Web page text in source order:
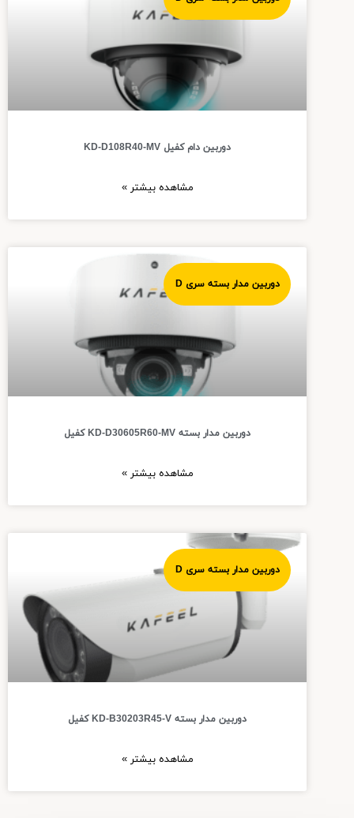
دوربین دام کفیل KD-D108R40-MV
مشاهده بیشتر »
دوربین مدار بسته سری D
دوربین مدار بسته KD-D30605R60-MV کفیل
مشاهده بیشتر »
دوربین مدار بسته سری D
دوربین مدار بسته KD-B30203R45-V کفیل
مشاهده بیشتر »